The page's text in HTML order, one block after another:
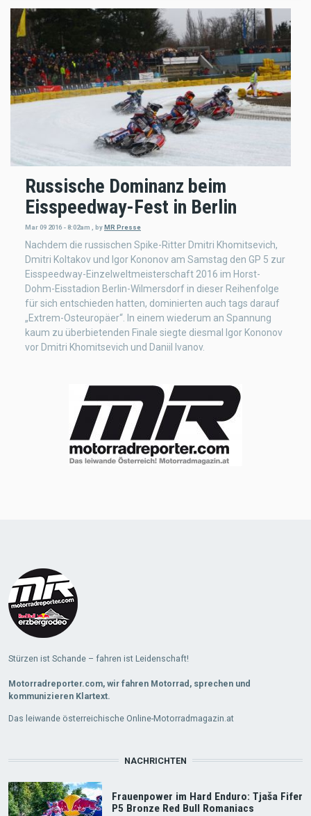
Russische Dominanz beim
Eisspeedway-Fest in Berlin
Mar 09 2016 - 8:02am , by MR Presse
Nachdem die russischen Spike-Ritter Dmitri Khomitsevich,
Dmitri Koltakov und Igor Kononov am Samstag den GP 5 zur
Eisspeedway-Einzelweltmeisterschaft 2016 im Horst-
Dohm-Eisstadion Berlin-Wilmersdorf in dieser Reihenfolge
für sich entschieden hatten, dominierten auch tags darauf
„Extrem-Osteuropäer“. In einem wiederum an Spannung
kaum zu überbietenden Finale siegte diesmal Igor Kononov
vor Dmitri Khomitsevich und Daniil Ivanov.
Stürzen ist Schande – fahren ist Leidenschaft!
Motorradreporter.com, wir fahren Motorrad, sprechen und
kommunizieren Klartext.
Das leiwande österreichische Online-Motorradmagazin.at
NACHRICHTEN
Frauenpower im Hard Enduro: Tjaša Fifer
P5 Bronze Red Bull Romaniacs